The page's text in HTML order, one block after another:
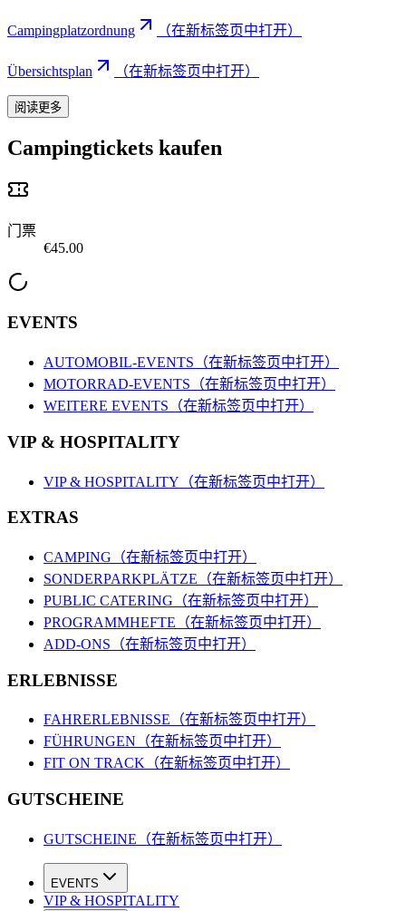
Campingplatzordnung （在新标签页中打开）
Übersichtsplan （在新标签页中打开）
阅读更多
Campingtickets kaufen
门票
€45.00
EVENTS
AUTOMOBIL-EVENTS （在新标签页中打开）
MOTORRAD-EVENTS （在新标签页中打开）
WEITERE EVENTS （在新标签页中打开）
VIP & HOSPITALITY
VIP & HOSPITALITY （在新标签页中打开）
EXTRAS
CAMPING （在新标签页中打开）
SONDERPARKPLÄTZE （在新标签页中打开）
PUBLIC CATERING （在新标签页中打开）
PROGRAMMHEFTE （在新标签页中打开）
ADD-ONS （在新标签页中打开）
ERLEBNISSE
FAHRERLEBNISSE （在新标签页中打开）
FÜHRUNGEN （在新标签页中打开）
FIT ON TRACK （在新标签页中打开）
GUTSCHEINE
GUTSCHEINE （在新标签页中打开）
EVENTS
VIP & HOSPITALITY